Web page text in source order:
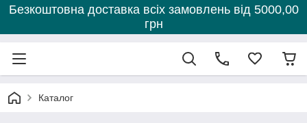
Безкоштовна доставка всіх замовлень від 5000,00
грн
Каталог